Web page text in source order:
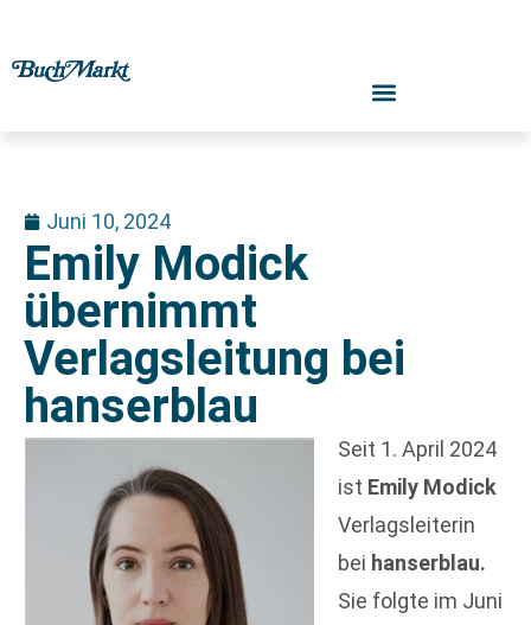
Juni 10, 2024
Emily Modick
übernimmt
Verlagsleitung bei
hanserblau
Seit 1. April 2024
ist Emily Modick
Verlagsleiterin
bei hanserblau.
Sie folgte im Juni